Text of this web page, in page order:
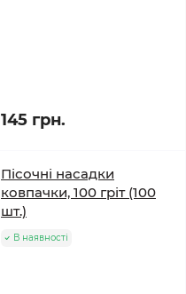
145 грн.
Пісочні насадки
ковпачки, 100 гріт (100
шт.)
В наявності